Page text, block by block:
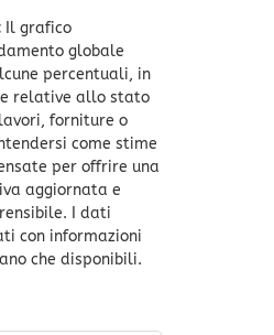
Il grafico
globale
percentuali, in
relative allo stato
forniture o
come stime
per offrire una
aggiornata e
I dati
con informazioni
che disponibili.